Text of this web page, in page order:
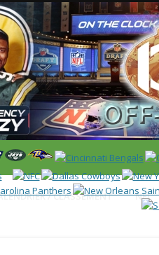
(Foot US)
/ CLASSEMENT NFL